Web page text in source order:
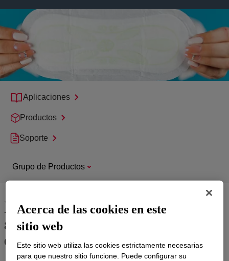
Aplicaciones
Productos
Soporte
Grupo de Productos
Revestimientos innovadores
antiadherentes para artículos
de higiene
Acerca de las cookies en este
sitio web
Este sitio web utiliza las cookies estrictamente necesarias
para que nuestro sitio funcione. Puede configurar su